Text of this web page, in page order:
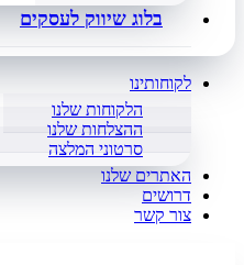
בלוג שיווק לעסקים
לקוחותינו
הלקוחות שלנו
ההצלחות שלנו
סרטוני המלצה
האתרים שלנו
דרושים
צור קשר